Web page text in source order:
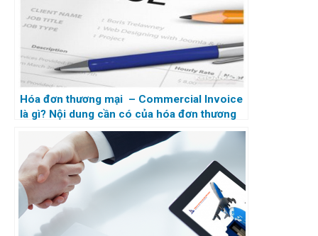
Hóa đơn thương mại – Commercial Invoice
là gì? Nội dung cần có của hóa đơn thương